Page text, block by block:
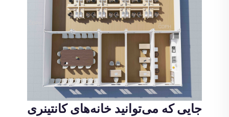
جایی که می‌توانید خانه‌های کانتینری